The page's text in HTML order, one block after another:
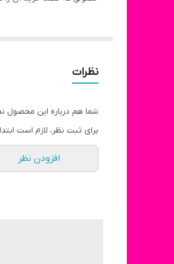
نظرات
شما هم درباره این محصول
برای ثبت نظر، لازم است
افزودن نظر